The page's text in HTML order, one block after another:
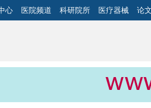
心 医院频道 科研院所 医疗器械 论